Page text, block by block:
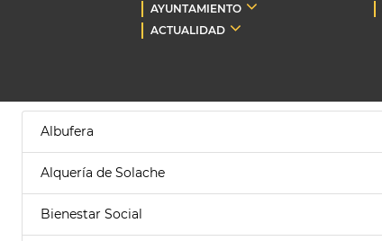
AYUNTAMIENTO
ACTUALIDAD
Albufera
Alquería de Solache
Bienestar Social